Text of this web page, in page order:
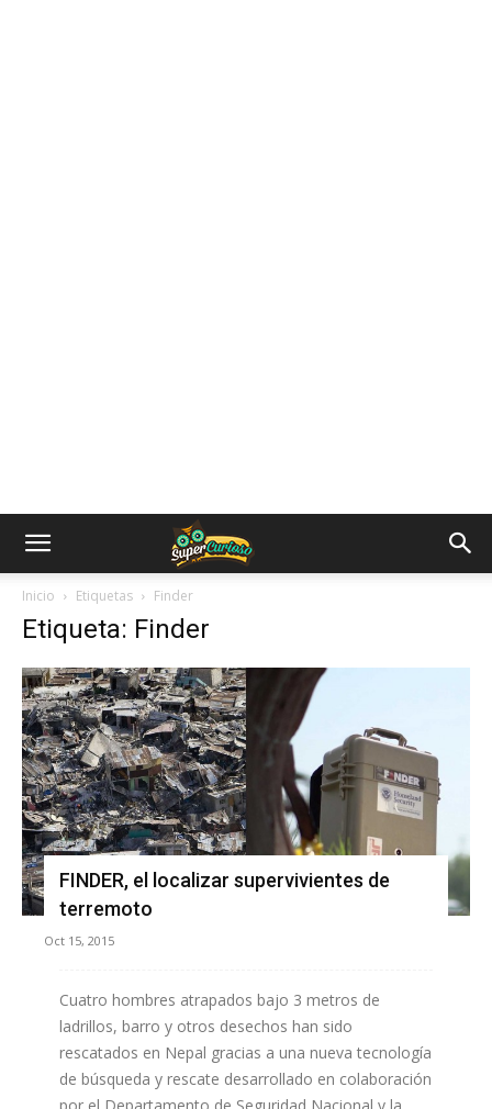
Inicio Etiquetas Finder
Etiqueta: Finder
FINDER, el localizar supervivientes de
terremoto
Oct 15, 2015
Cuatro hombres atrapados bajo 3 metros de
ladrillos, barro y otros desechos han sido
rescatados en Nepal gracias a una nueva tecnología
de búsqueda y rescate desarrollado en colaboración
por el Departamento de Seguridad Nacional y la